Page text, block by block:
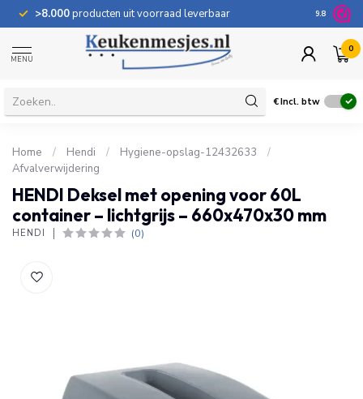
>8.000producten uit voorraad leverbaar 100
9.8
MENU
0
€Incl. btw
Home / Hendi / Hygiene-opslag-12432633
/
Afvalverwijdering
HENDI Deksel met opening voor 60L
container – lichtgrijs – 660x470x30 mm
HENDI (0)